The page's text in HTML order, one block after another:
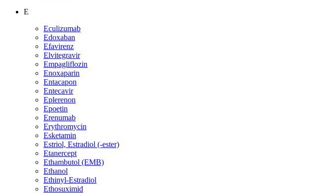
E
Eculizumab
Edoxaban
Efavirenz
Elvitegravir
Empagliflozin
Enoxaparin
Entacapon
Entecavir
Eplerenon
Epoetin
Erenumab
Erythromycin
Esketamin
Estriol, Estradiol (-ester)
Etanercept
Ethambutol (EMB)
Ethanol
Ethinyl-Estradiol
Ethosuximid